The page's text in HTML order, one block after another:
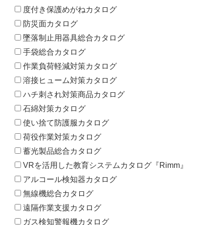
度付き保護めがねカタログ
防災面カタログ
墜落制止用器具総合カタログ
手袋総合カタログ
作業負荷軽減対策カタログ
溶接ヒューム対策カタログ
ハチ刺され対策商品カタログ
石綿対策カタログ
使い捨て防護服カタログ
荷役作業対策カタログ
蓄光製品総合カタログ
VRを活用した教育システムカタログ『Rimm』
アルコール検知器カタログ
無線機総合カタログ
遠隔作業支援カタログ
ガス検知警報機カタログ